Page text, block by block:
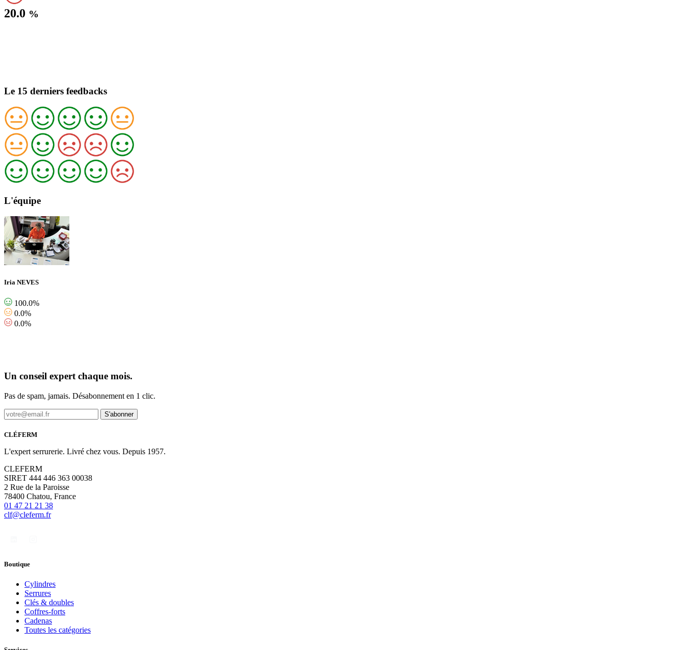
20.0 %
Le 15 derniers feedbacks
L'équipe
Iria NEVES
100.0%
0.0%
0.0%
Un conseil expert chaque mois.
Pas de spam, jamais. Désabonnement en 1 clic.
S'abonner
CLÉFERM
L'expert serrurerie. Livré chez vous. Depuis 1957.
CLEFERM
SIRET 444 446 363 00038
2 Rue de la Paroisse
78400 Chatou, France
01 47 21 21 38
clf@cleferm.fr
Boutique
Cylindres
Serrures
Clés & doubles
Coffres-forts
Cadenas
Toutes les catégories